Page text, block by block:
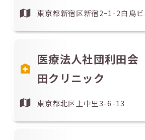
東京都新宿区新宿2ｰ1-2白鳥
医療法人社団利田
田クリニック
東京都北区上中里3-6-13